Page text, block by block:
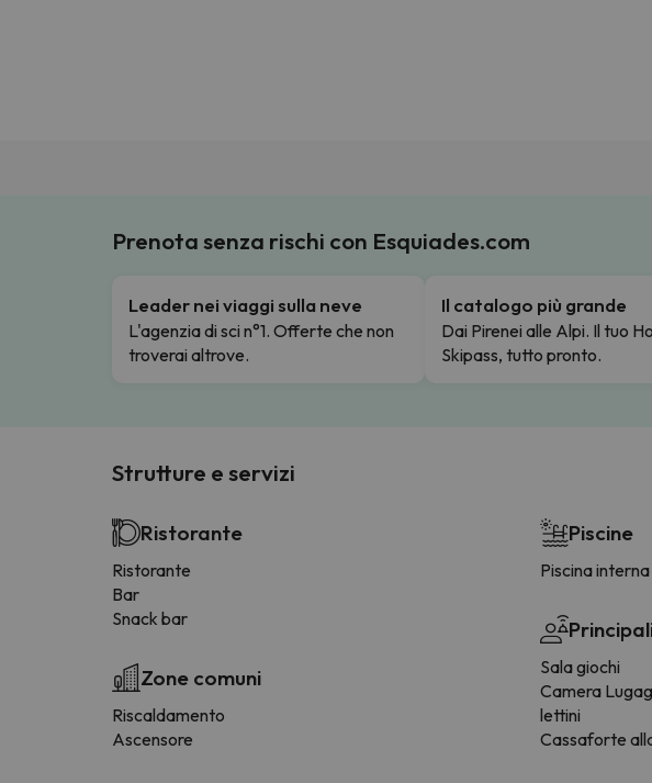
Prenota senza rischi con Esquiades.com
Leader nei viaggi sulla neve
L'agenzia di sci n°1. Offerte che non
troverai altrove.
Il catalogo più grande
Dai Pirenei alle Alpi. Il tuo
Skipass, tutto pronto.
Strutture e servizi
Ristorante
Ristorante
Bar
Snack bar
Zone comuni
Riscaldamento
Ascensore
Piscine
Piscina interna
Sala giochi
Camera
lettini
Cassaforte